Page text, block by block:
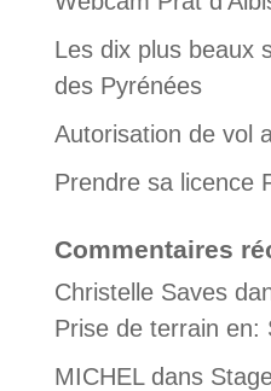
Les dix plus beaux
des Pyrénées
Autorisation de vol
Prendre sa licence
Commentaires
Christelle Saves
Prise de terrain en:
MICHELdans